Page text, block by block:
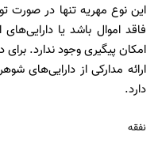
این نوع مهریه تنها در صورت
فاقد اموال باشد یا
امکان پیگیری وجود ندارد. برای
ارائه مدارکی از دارایی‌های
دارد.
نفقه